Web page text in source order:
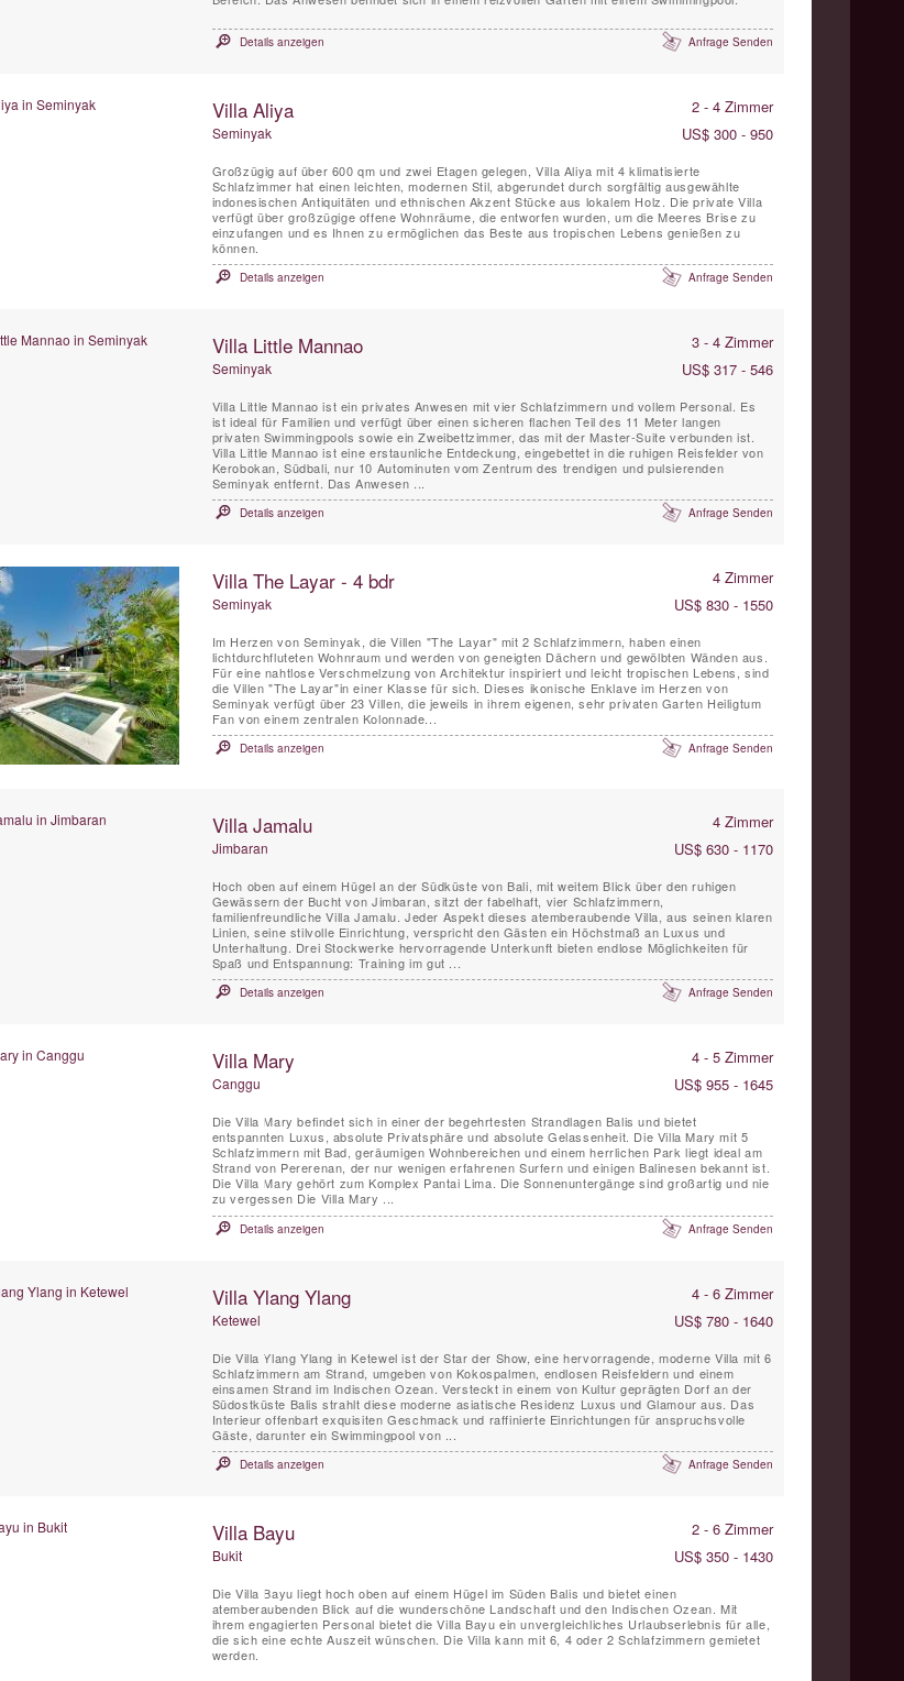
Details anzeigen Anfrage Senden
Villa Aliya 2 - 4 Zimmer
Seminyak US$ 300 - 950
Großzügig auf über 600 qm und zwei Etagen gelegen, Villa Aliya mit 4 klimatisierte
Schlafzimmer hat einen leichten, modernen Stil, abgerundet durch sorgfältig ausgewählte
indonesischen Antiquitäten und ethnischen Akzent Stücke aus lokalem Holz. Die private Villa
verfügt über großzügige offene Wohnräume, die entworfen wurden, um die Meeres Brise zu
einzufangen und es Ihnen zu ermöglichen das Beste aus tropischen Lebens genießen zu
können.
Details anzeigen Anfrage Senden
Villa Little Mannao 3 - 4 Zimmer
Seminyak US$ 317 - 546
Villa Little Mannao ist ein privates Anwesen mit vier Schlafzimmern und vollem Personal. Es
ist ideal für Familien und verfügt über einen sicheren flachen Teil des 11 Meter langen
privaten Swimmingpools sowie ein Zweibettzimmer, das mit der Master-Suite verbunden ist.
Villa Little Mannao ist eine erstaunliche Entdeckung, eingebettet in die ruhigen Reisfelder von
Kerobokan, Südbali, nur 10 Autominuten vom Zentrum des trendigen und pulsierenden
Seminyak entfernt. Das Anwesen ...
Details anzeigen Anfrage Senden
Villa The Layar - 4 bdr 4 Zimmer
Seminyak US$ 830 - 1550
Im Herzen von Seminyak, die Villen "The Layar" mit 2 Schlafzimmern, haben einen
lichtdurchfluteten Wohnraum und werden von geneigten Dächern und gewölbten Wänden aus.
Für eine nahtlose Verschmelzung von Architektur inspiriert und leicht tropischen Lebens, sind
die Villen "The Layar"in einer Klasse für sich. Dieses ikonische Enklave im Herzen von
Seminyak verfügt über 23 Villen, die jeweils in ihrem eigenen, sehr privaten Garten Heiligtum
Fan von einem zentralen Kolonnade...
Details anzeigen Anfrage Senden
Villa Jamalu 4 Zimmer
Jimbaran US$ 630 - 1170
Hoch oben auf einem Hügel an der Südküste von Bali, mit weitem Blick über den ruhigen
Gewässern der Bucht von Jimbaran, sitzt der fabelhaft, vier Schlafzimmern,
familienfreundliche Villa Jamalu. Jeder Aspekt dieses atemberaubende Villa, aus seinen klaren
Linien, seine stilvolle Einrichtung, verspricht den Gästen ein Höchstmaß an Luxus und
Unterhaltung. Drei Stockwerke hervorragende Unterkunft bieten endlose Möglichkeiten für
Spaß und Entspannung: Training im gut ...
Details anzeigen Anfrage Senden
Villa Mary 4 - 5 Zimmer
Canggu US$ 955 - 1645
Die Villa Mary befindet sich in einer der begehrtesten Strandlagen Balis und bietet
entspannten Luxus, absolute Privatsphäre und absolute Gelassenheit. Die Villa Mary mit 5
Schlafzimmern mit Bad, geräumigen Wohnbereichen und einem herrlichen Park liegt ideal am
Strand von Pererenan, der nur wenigen erfahrenen Surfern und einigen Balinesen bekannt ist.
Die Villa Mary gehört zum Komplex Pantai Lima. Die Sonnenuntergänge sind großartig und nie
zu vergessen Die Villa Mary ...
Details anzeigen Anfrage Senden
Villa Ylang Ylang 4 - 6 Zimmer
Ketewel US$ 780 - 1640
Die Villa Ylang Ylang in Ketewel ist der Star der Show, eine hervorragende, moderne Villa mit 6
Schlafzimmern am Strand, umgeben von Kokospalmen, endlosen Reisfeldern und einem
einsamen Strand im Indischen Ozean. Versteckt in einem von Kultur geprägten Dorf an der
Südostküste Balis strahlt diese moderne asiatische Residenz Luxus und Glamour aus. Das
Interieur offenbart exquisiten Geschmack und raffinierte Einrichtungen für anspruchsvolle
Gäste, darunter ein Swimmingpool von ...
Details anzeigen Anfrage Senden
Villa Bayu 2 - 6 Zimmer
Bukit US$ 350 - 1430
Die Villa Bayu liegt hoch oben auf einem Hügel im Süden Balis und bietet einen
atemberaubenden Blick auf die wunderschöne Landschaft und den Indischen Ozean. Mit
ihrem engagierten Personal bietet die Villa Bayu ein unvergleichliches Urlaubserlebnis für alle,
die sich eine echte Auszeit wünschen. Die Villa kann mit 6, 4 oder 2 Schlafzimmern gemietet
werden.